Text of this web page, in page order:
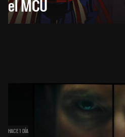
el MCU
HACE 1 DÍA